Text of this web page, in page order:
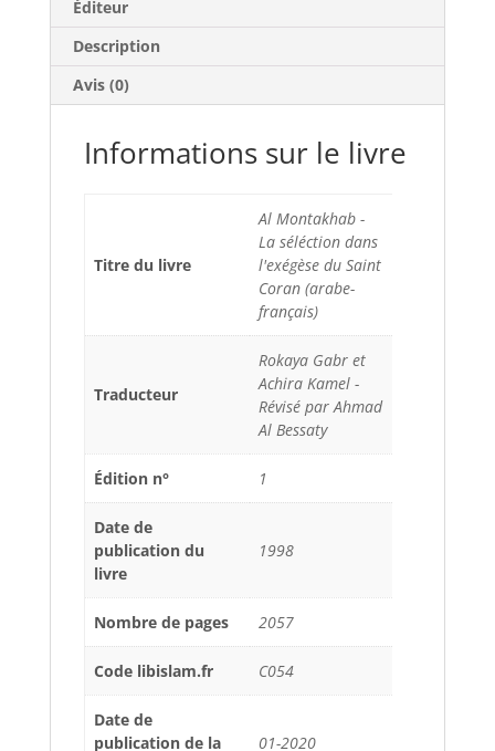
Éditeur
Description
Avis (0)
Informations sur le livre
Titre du livre
Al Montakhab -
La séléction dans
l'exégèse du Saint
Coran (arabe-
français)
Traducteur
Rokaya Gabr et
Achira Kamel -
Révisé par Ahmad
Al Bessaty
Édition n° 1
Date de
publication du
livre
1998
Nombre de pages 2057
Code libislam.fr C054
Date de
publication de la
01-2020